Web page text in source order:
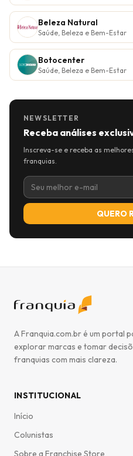
Beleza Natural
Saúde, Beleza e Bem-Estar
Botocenter
Saúde, Beleza e Bem-Estar
NEWSLETTER
Receba análises
Inscreva-se e receba as
franquias.
QUERO
A Franquia.com.br é um portal
explorar marcas e tomar
franquias com mais clareza.
INSTITUCIONAL
Início
Colunistas
Sobre a Franchise Store